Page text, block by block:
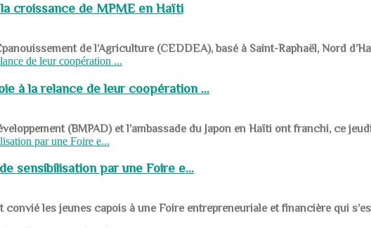
croissance de MPME en Haïti
de l’Agriculture (CEDDEA), basé à Saint-Raphaël, Nord
à la relance de leur coopération ...
(BMPAD) et l’ambassade du Japon en Haïti ont franchi, ce
sensibilisation par une Foire e...
les jeunes capois à une Foire entrepreneuriale et financière qui